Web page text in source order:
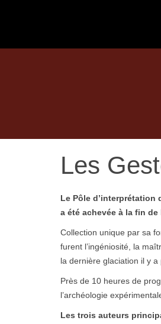
Les
Le Pôle
a été achevée à la fin de
Collection unique par sa
furent l’ingéniosité, la
la dernière glaciation il y
Près de 10 heures de
l’archéologie
Les trois auteurs